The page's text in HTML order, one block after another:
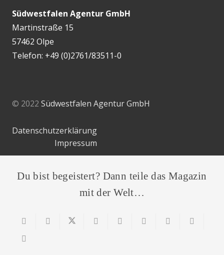
Südwestfalen Agentur GmbH
Martinstraße 15
57462 Olpe
Telefon: +49 (0)2761/83511-0
© 2022 Südwestfalen Agentur GmbH
Datenschutzerklärung
Impressum
Du bist begeistert? Dann teile das Magazin
mit der Welt…